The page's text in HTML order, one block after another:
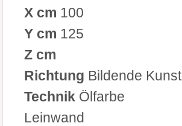
X cm 100
Y cm 125
Z cm
Richtung Bildende Kunst
Technik Ölfarbe
Leinwand